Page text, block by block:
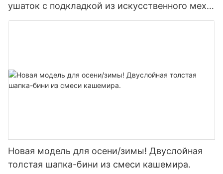
ушаток с подкладкой из искусственного меха
— зимняя шапка с ушками для холодной
Новая модель для осени/зимы! Двуслойная
толстая шапка-бини из смеси кашемира.